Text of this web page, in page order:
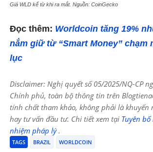
Giá WLD kể từ khi ra mắt. Nguồn: CoinGecko
Đọc thêm: Worldcoin tăng 19%
nắm giữ từ “Smart Money” chạm
lục
Disclaimer: Nghị quyết số 05/2025/NQ-CP
Chính phủ, toàn bộ thông tin trên
tính chất tham khảo, không phải là khuyến
hay tư vấn đầu tư. Chi tiết xem tại Tuyên
nhiệm pháp lý.
TAGS BRAZIL WORLDCOIN